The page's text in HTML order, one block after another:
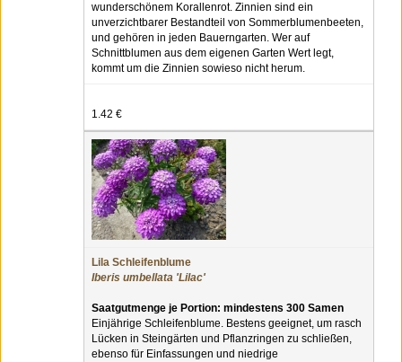
wunderschönem Korallenrot. Zinnien sind ein
unverzichtbarer Bestandteil von Sommerblumenbeeten,
und gehören in jeden Bauerngarten. Wer auf
Schnittblumen aus dem eigenen Garten Wert legt,
kommt um die Zinnien sowieso nicht herum.
1.42 €
Lila Schleifenblume
Iberis umbellata 'Lilac'
Saatgutmenge je Portion: mindestens 300 Samen
Einjährige Schleifenblume. Bestens geeignet, um rasch
Lücken in Steingärten und Pflanzringen zu schließen,
ebenso für Einfassungen und niedrige